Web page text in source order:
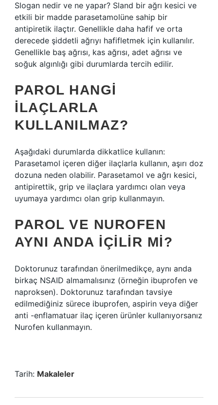
Slogan nedir ve ne yapar? Sland bir ağrı kesici ve
etkili bir madde parasetamolüne sahip bir
antipiretik ilaçtır. Genellikle daha hafif ve orta
derecede şiddetli ağrıyı hafifletmek için kullanılır.
Genellikle baş ağrısı, kas ağrısı, adet ağrısı ve
soğuk algınlığı gibi durumlarda tercih edilir.
PAROL HANGI
ILAÇLARLA
KULLANILMAZ?
Aşağıdaki durumlarda dikkatlice kullanın:
Parasetamol içeren diğer ilaçlarla kullanın, aşırı doz
dozuna neden olabilir. Parasetamol ve ağrı kesici,
antipirettik, grip ve ilaçlara yardımcı olan veya
uyumaya yardımcı olan grip kullanmayın.
PAROL VE NUROFEN
AYNI ANDA IÇILIR MI?
Doktorunuz tarafından önerilmedikçe, aynı anda
birkaç NSAID almamalısınız (örneğin ibuprofen ve
naproksen). Doktorunuz tarafından tavsiye
edilmediğiniz sürece ibuprofen, aspirin veya diğer
anti -enflamatuar ilaç içeren ürünler kullanıyorsanız
Nurofen kullanmayın.
Tarih: Makaleler